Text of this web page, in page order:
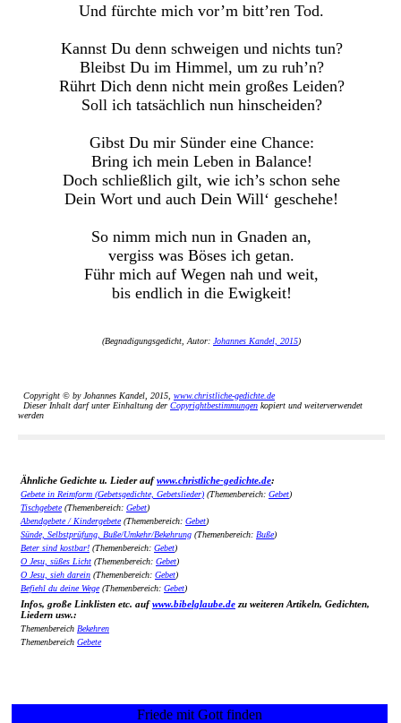
Und fürchte mich vor’m bitt’ren Tod.
Kannst Du denn schweigen und nichts tun?
Bleibst Du im Himmel, um zu ruh’n?
Rührt Dich denn nicht mein großes Leiden?
Soll ich tatsächlich nun hinscheiden?
Gibst Du mir Sünder eine Chance:
Bring ich mein Leben in Balance!
Doch schließlich gilt, wie ich’s schon sehe
Dein Wort und auch Dein Will‘ geschehe!
So nimm mich nun in Gnaden an,
vergiss was Böses ich getan.
Führ mich auf Wegen nah und weit,
bis endlich in die Ewigkeit!
(Begnadigungsgedicht, Autor: Johannes Kandel, 2015)
Copyright © by Johannes Kandel, 2015, www.christliche-gedichte.de
Dieser Inhalt darf unter Einhaltung der Copyrightbestimmungen kopiert und weiterverwendet
werden
Ähnliche Gedichte u. Lieder aufwww.christliche-gedichte.de:
Gebete in Reimform (Gebetsgedichte, Gebetslieder) (Themenbereich: Gebet)
Tischgebete(Themenbereich: Gebet)
Abendgebete / Kindergebete(Themenbereich: Gebet)
Sünde, Selbstprüfung, Buße/Umkehr/Bekehrung (Themenbereich: Buße)
Beter sind kostbar! (Themenbereich: Gebet)
O Jesu, süßes Licht (Themenbereich: Gebet)
O Jesu, sieh darein (Themenbereich: Gebet)
Befiehl du deine Wege(Themenbereich: Gebet)
Infos, große Linklisten etc. aufwww.bibelglaube.de zu weiteren Artikeln, Gedichten,
Liedern usw.:
Themenbereich Bekehren
Themenbereich Gebete
Friede mit Gott finden